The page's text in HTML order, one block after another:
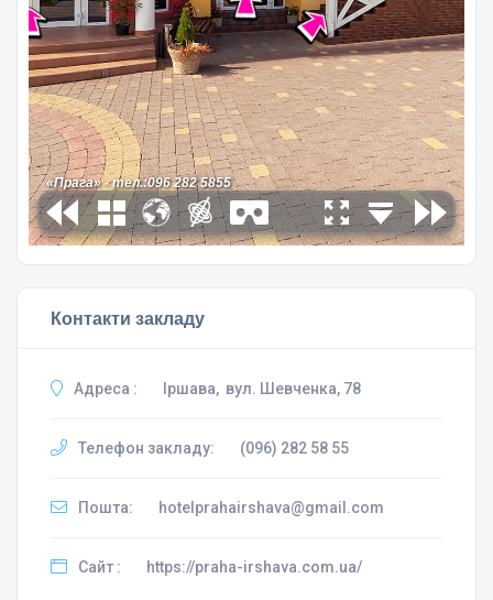
Контакти закладу
Адреса : Іршава, вул. Шевченка, 78
Телефон закладу: (096) 282 58 55
Пошта: hotelprahairshava@gmail.com
Сайт : https://praha-irshava.com.ua/